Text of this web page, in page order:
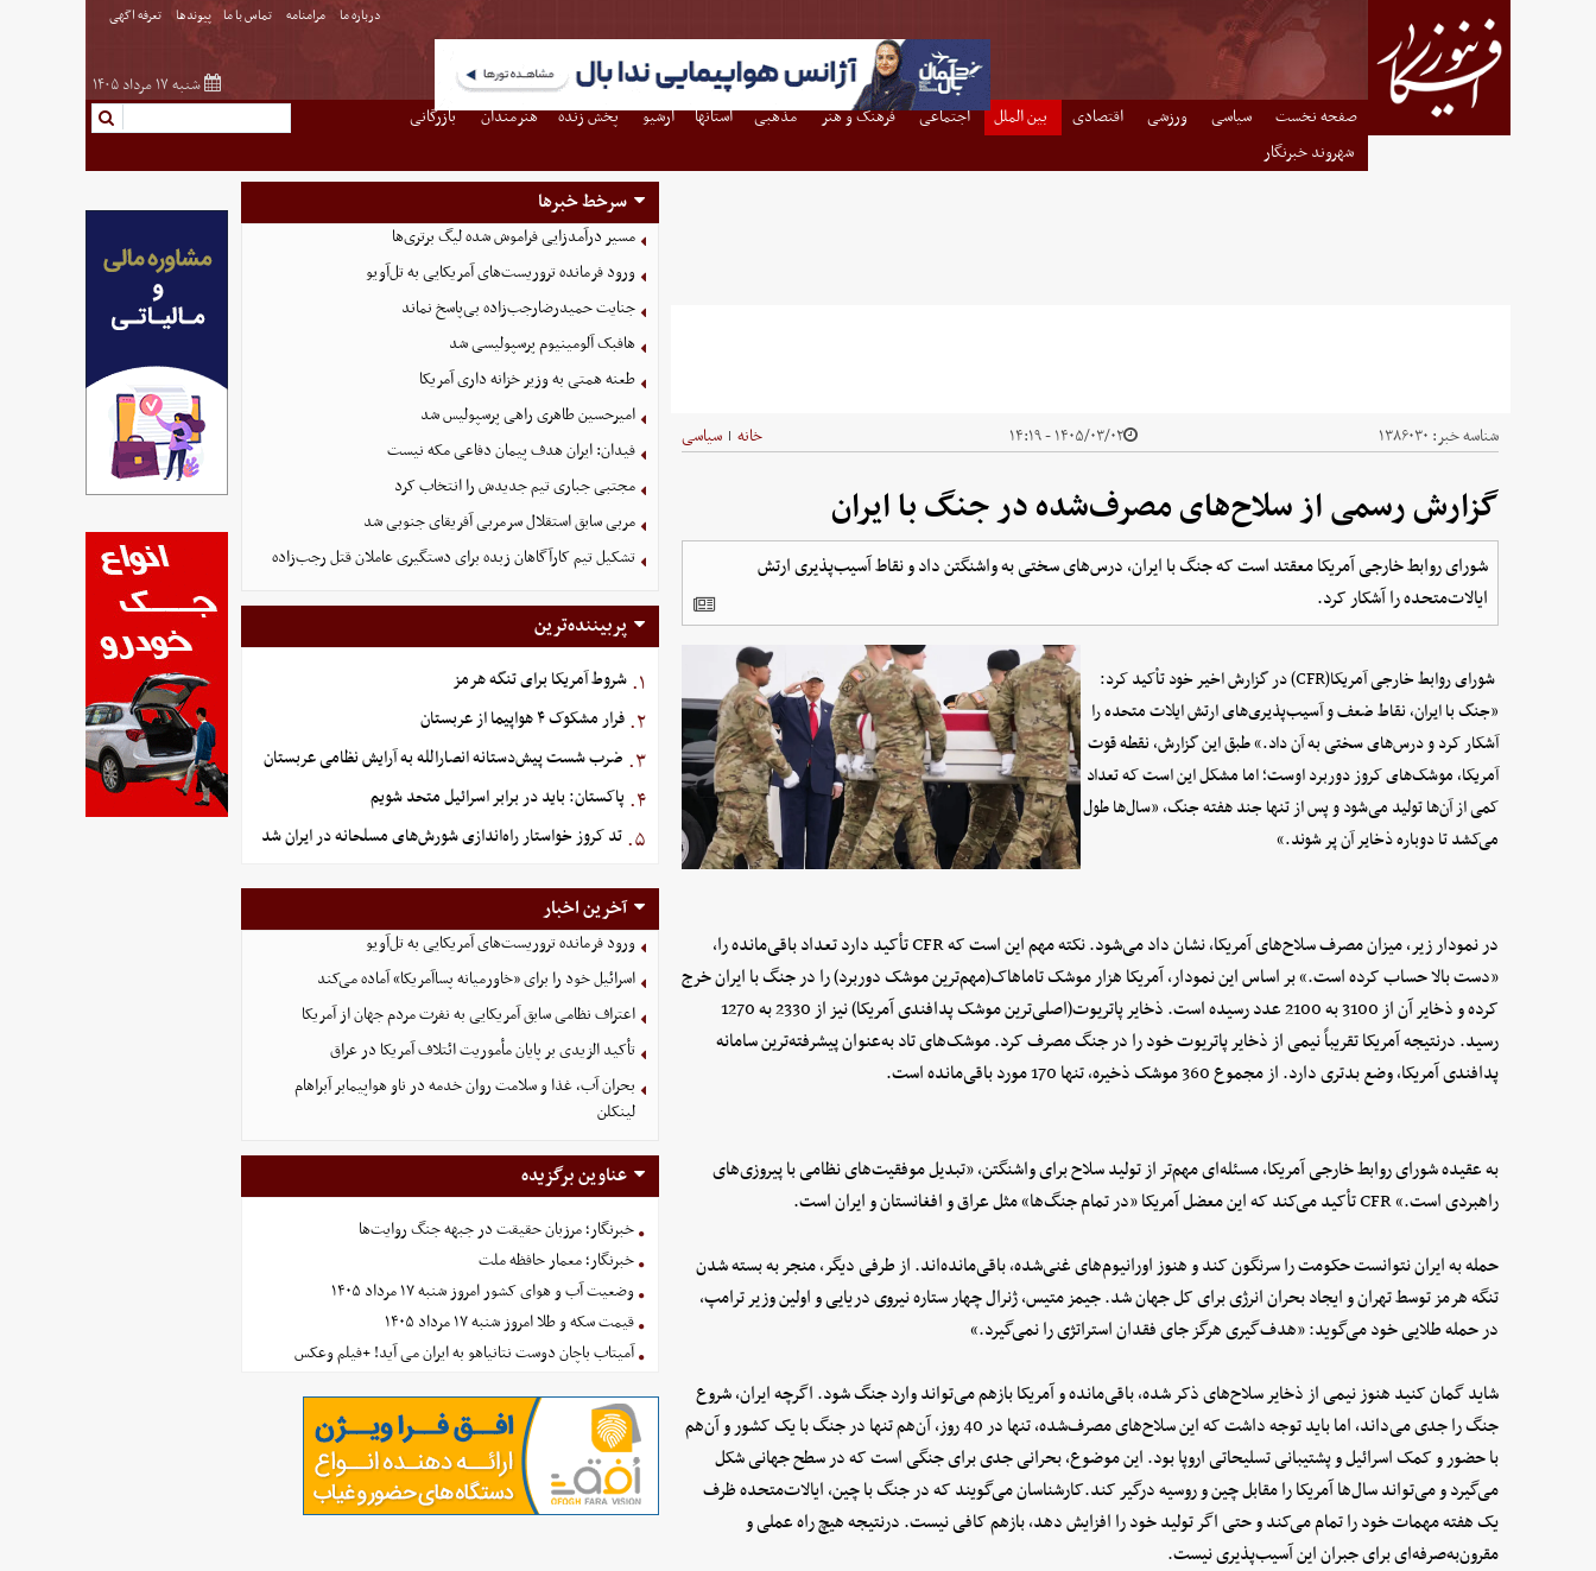
درباره ما مرامنامه تماس با ما پیوندها تعرفه اگهی
شنبه ۱۷ مرداد ۱۴۰۵
صفحه نخست سیاسی ورزشی اقتصادی بین الملل اجتماعی فرهنگ و هنر مذهبی استانها آرشیو پخش زنده هنرمندان
بازرگانی
شهروند خبرنگار
شناسه خبر: ۱۳۸۶۰۳۰ ۱۴۰۵/۰۳/۰۲ - ۱۴:۱۹ خانه | سیاسی
گزارش رسمی از سلاح‌های مصرف‌شده در جنگ با ایران
شورای روابط خارجی آمریکا معقتد است که جنگ با ایران، درس‌های سختی به واشنگتن داد و نقاط آسیب‌پذیری ارتش
ایالات‌متحده را آشکار کرد.
شورای روابط خارجی آمریکا(CFR) در گزارش اخیر خود تأکید کرد:
«جنگ با ایران، نقاط ضعف و آسیب‌پذیری‌های ارتش ایلات متحده را
آشکار کرد و درس‌های سختی به آن داد.» طبق این گزارش، نقطه قوت
آمریکا، موشک‌های کروز دوربرد اوست؛ اما مشکل این است که تعداد
کمی از آن‌ها تولید می‌شود و پس از تنها جند هفته جنگ، «سال‌ها طول
می‌کشد تا دوباره ذخایر آن پر شوند.»
در نمودار زیر، میزان مصرف سلاح‌های آمریکا، نشان داد می‌شود. نکته مهم این است که CFR تأکید دارد تعداد باقی‌مانده را،
«دست بالا حساب کرده است.» بر اساس این نمودار، آمریکا هزار موشک تاماهاک(مهم‌ترین موشک دوربرد) را در جنگ با ایران خرج
کرده و ذخایر آن از 3100 به 2100 عدد رسیده است. ذخایر پاتریوت(اصلی‌ترین موشک پدافندی آمریکا) نیز از 2330 به 1270
رسید. درنتیجه آمریکا تقریباً نیمی از ذخایر پاتریوت خود را در جنگ مصرف کرد. موشک‌های تاد به‌عنوان پیشرفته‌ترین سامانه
پدافندی آمریکا، وضع بدتری دارد. از مجموع 360 موشک ذخیره، تنها 170 مورد باقی‌مانده است.
به عقیده شورای روابط خارجی آمریکا، مسئله‌ای مهم‌تر از تولید سلاح برای واشنگتن، «تبدیل موفقیت‌های نظامی با پیروزی‌های
راهبردی است.» CFR تأکید می‌کند که این معضل آمریکا «در تمام جنگ‌ها» مثل عراق و افغانستان و ایران است.
حمله به ایران نتوانست حکومت را سرنگون کند و هنوز اورانیوم‌های غنی‌شده، باقی‌مانده‌اند. از طرفی دیگر، منجر به بسته شدن
تنگه هرمز توسط تهران و ایجاد بحران انرژی برای کل جهان شد. جیمز متیس، ژنرال چهار ستاره نیروی دریایی و اولین وزیر ترامپ،
در حمله طلایی خود می‌گوید: «هدف‌گیری هرگز جای فقدان استراتژی را نمی‌گیرد.»
شاید گمان کنید هنوز نیمی از ذخایر سلاح‌های ذکر شده، باقی‌مانده و آمریکا بازهم می‌تواند وارد جنگ شود. اگرچه ایران، شروع
جنگ را جدی می‌داند، اما باید توجه داشت که این سلاح‌های مصرف‌شده، تنها در 40 روز، آن‌هم تنها در جنگ با یک کشور و آن‌هم
با حضور و کمک اسرائیل و پشتیبانی تسلیحاتی اروپا بود. این موضوع، بحرانی جدی برای جنگی است که در سطح جهانی شکل
می‌گیرد و می‌تواند سال‌ها آمریکا را مقابل چین و روسیه درگیر کند.کارشناسان می‌گویند که در جنگ با چین، ایالات‌متحده ظرف
یک هفته مهمات خود را تمام می‌کند و حتی اگر تولید خود را افزایش دهد، بازهم کافی نیست. درنتیجه هیچ راه عملی و
مقرون‌به‌صرفه‌ای برای جبران این آسیب‌پذیری نیست.
سرخط خبرها
مسیر درآمدزایی فراموش شده لیگ برتری‌ها
ورود فرمانده تروریست‌های آمریکایی به تل‌آویو
جنایت حمیدرضارجب‌زاده بی‌پاسخ نماند
هافبک آلومینیوم پرسپولیسی شد
طعنه همتی به وزیر خزانه داری آمریکا
امیرحسین طاهری راهی پرسپولیس شد
فیدان: ایران هدف پیمان دفاعی مکه نیست
مجتبی جباری تیم جدیدش را انتخاب کرد
مربی سابق استقلال سرمربی آفریقای جنوبی شد
تشکیل تیم کارآگاهان زبده برای دستگیری عاملان قتل رجب‌زاده
پربیننده‌ترین
۱. شروط آمریکا برای تنگه هرمز
۲. فرار مشکوک ۴ هواپیما از عربستان
۳. ضرب شست پیش‌دستانه انصارالله به آرایش نظامی عربستان
۴. پاکستان: باید در برابر اسرائیل متحد شویم
۵. تد کروز خواستار راه‌اندازی شورش‌های مسلحانه در ایران شد
آخرین اخبار
ورود فرمانده تروریست‌های آمریکایی به تل‌آویو
اسرائیل خود را برای «خاورمیانه پساآمریکا» آماده می‌کند
اعتراف نظامی سابق آمریکایی به نفرت مردم جهان از آمریکا
تأکید الزیدی بر پایان مأموریت ائتلاف آمریکا در عراق
بحران آب، غذا و سلامت روان خدمه در ناو هواپیمابر آبراهام
لینکلن
عناوین برگزیده
خبرنگار؛ مرزبان حقیقت در جبهه جنگ روایت‌ها
خبرنگار؛ معمار حافظه ملت
وضعیت آب و هوای کشور امروز شنبه ۱۷ مرداد ۱۴۰۵
قیمت سکه و طلا امروز شنبه ۱۷ مرداد ۱۴۰۵
آمیتاب باچان دوست نتانیاهو به ایران می آید! +فیلم وعکس